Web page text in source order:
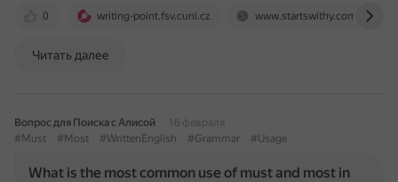
0 writing-point.fsv.cuni.cz www.startswithy.com
Читать далее
Вопрос для Поиска с Алисой
16 февраля
#Must
#Most #WrittenEnglish #Grammar #Usage
What is the most common use of must and most in